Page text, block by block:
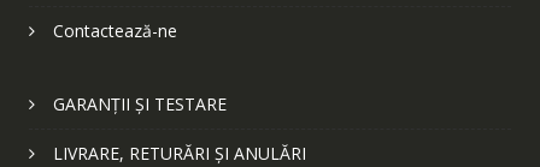
Contactează-ne
GARANȚII ȘI TESTARE
LIVRARE, RETURĂRI ȘI ANULĂRI